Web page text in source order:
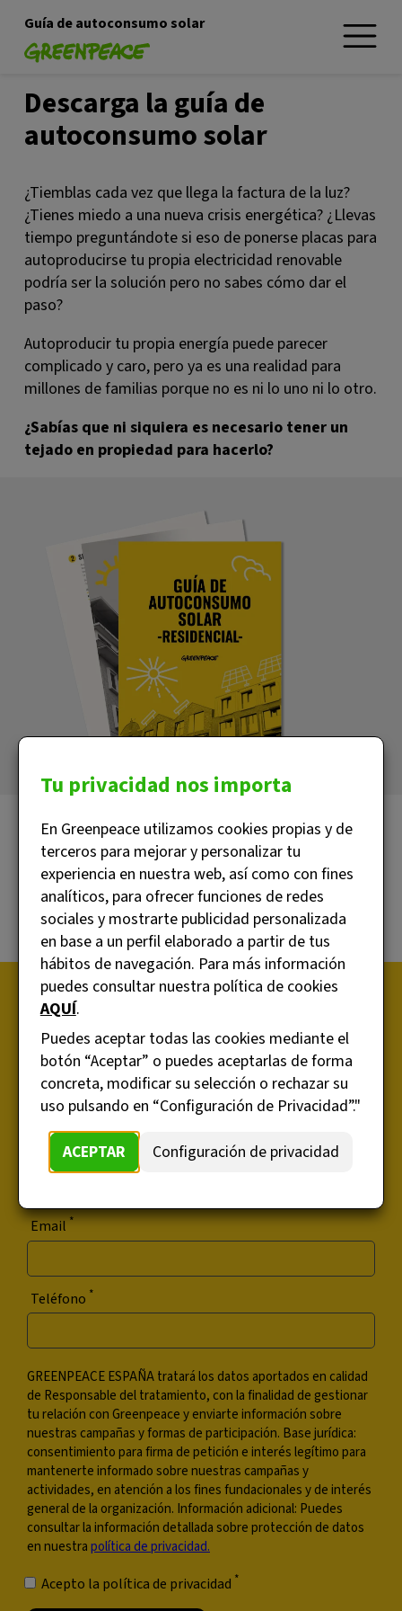
Guía de autoconsumo solar
Descarga la guía de
autoconsumo solar
¿Tiemblas cada vez que llega la factura de la luz?
¿Tienes miedo a una nueva crisis energética? ¿Llevas
tiempo preguntándote si eso de ponerse placas para
autoproducirse tu propia electricidad renovable
podría ser la solución pero no sabes cómo dar el
paso?
Autoproducir tu propia energía puede parecer
complicado y caro, pero ya es una realidad para
millones de familias porque no es ni lo uno ni lo otro.
¿Sabías que ni siquiera es necesario tener un
tejado en propiedad para hacerlo?
En Greenpeace hemos elaborado una sencilla y
completa guía en la que podrás encontrar la opción
que más se ajusta a tus necesidades. Descubre los
pasos a seguir para liberarte de los abusivos
incrementos de las compañías eléctricas y contribuir
a la lucha contra el cambio climático.
Rellena el formulario y recibirás la guía
GRATIS en tu email.
Nombre*
Apellidos*
Email*
Teléfono *
GREENPEACE ESPAÑA tratará los datos aportados en calidad
de Responsable del tratamiento, con la finalidad de gestionar
tu relación con Greenpeace y enviarte información sobre
nuestras campañas y formas de participación. Base jurídica:
consentimiento para firma de petición e interés legítimo para
mantenerte informado sobre nuestras campañas y
actividades, en atención a los fines fundacionales y de interés
general de la organización. Información adicional: Puedes
consultar la información detallada sobre protección de datos
en nuestrapolítica de privacidad.
Acepto la política de privacidad *
Tu privacidad nos importa
En Greenpeace utilizamos cookies propias y de
terceros para mejorar y personalizar tu
experiencia en nuestra web, así como con fines
analíticos, para ofrecer funciones de redes
sociales y mostrarte publicidad personalizada
en base a un perfil elaborado a partir de tus
hábitos de navegación. Para más información
puedes consultar nuestra política de cookies
AQUÍ.
Puedes aceptar todas las cookies mediante el
botón “Aceptar” o puedes aceptarlas de forma
concreta, modificar su selección o rechazar su
uso pulsando en “Configuración de Privacidad”."
ACEPTAR Configuración de privacidad